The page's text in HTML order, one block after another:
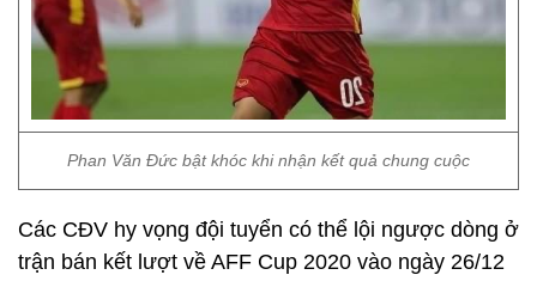
Phan Văn Đức bật khóc khi nhận kết quả chung cuộc
Các CĐV hy vọng đội tuyển có thể lội ngược dòng ở
trận bán kết lượt về AFF Cup 2020 vào ngày 26/12